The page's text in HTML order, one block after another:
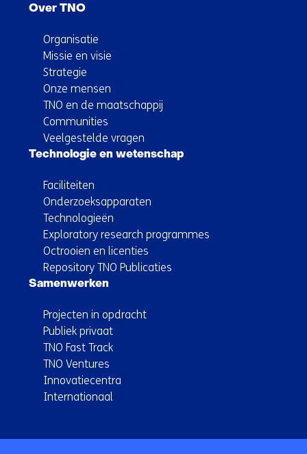
Over TNO
Organisatie
Missie en visie
Strategie
Onze mensen
TNO en de maatschappij
Communities
Veelgestelde vragen
Technologie en wetenschap
Faciliteiten
Onderzoeksapparaten
Technologieën
Exploratory research programmes
Octrooien en licenties
Repository TNO Publicaties
Samenwerken
Projecten in opdracht
Publiek privaat
TNO Fast Track
TNO Ventures
Innovatiecentra
Internationaal